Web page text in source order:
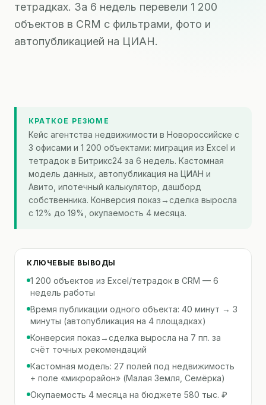
тетрадках. За 6 недель перевели 1 200
объектов в CRM с фильтрами, фото и
автопубликацией на ЦИАН.
КРАТКОЕ РЕЗЮМЕ
Кейс агентства недвижимости в Новороссийске с
3 офисами и 1 200 объектами: миграция из Excel и
тетрадок в Битрикс24 за 6 недель. Кастомная
модель данных, автопубликация на ЦИАН и
Авито, ипотечный калькулятор, дашборд
собственника. Конверсия показ→сделка выросла
с 12% до 19%, окупаемость 4 месяца.
КЛЮЧЕВЫЕ ВЫВОДЫ
1 200 объектов из Excel/тетрадок в CRM — 6
недель работы
Время публикации одного объекта: 40 минут → 3
минуты (автопубликация на 4 площадках)
Конверсия показ→сделка выросла на 7 пп. за
счёт точных рекомендаций
Кастомная модель: 27 полей под недвижимость
+ поле «микрорайон» (Малая Земля, Семёрка)
Окупаемость 4 месяца на бюджете 580 тыс. ₽